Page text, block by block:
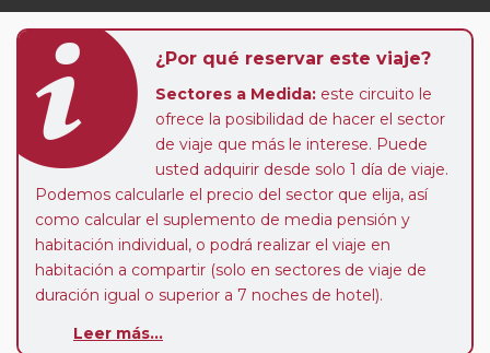
¿Por qué reservar este viaje?
Sectores a Medida: este circuito le
ofrece la posibilidad de hacer el sector
de viaje que más le interese. Puede
usted adquirir desde solo 1 día de viaje.
Podemos calcularle el precio del sector que elija, así
como calcular el suplemento de media pensión y
habitación individual, o podrá realizar el viaje en
habitación a compartir (solo en sectores de viaje de
duración igual o superior a 7 noches de hotel).
de que usted pueda programar una o más paradas en
Leer más...